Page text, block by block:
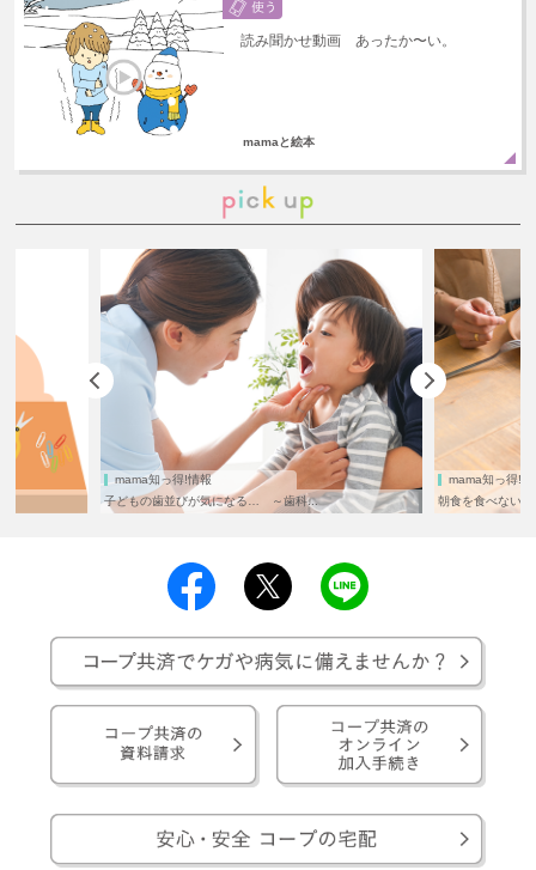
読み聞かせ動画 あったか〜い。
mamaと絵本
mama知っ得!情報
子どもの歯並びが気になる… ～歯科...
mama知っ得!情
朝食を食べない